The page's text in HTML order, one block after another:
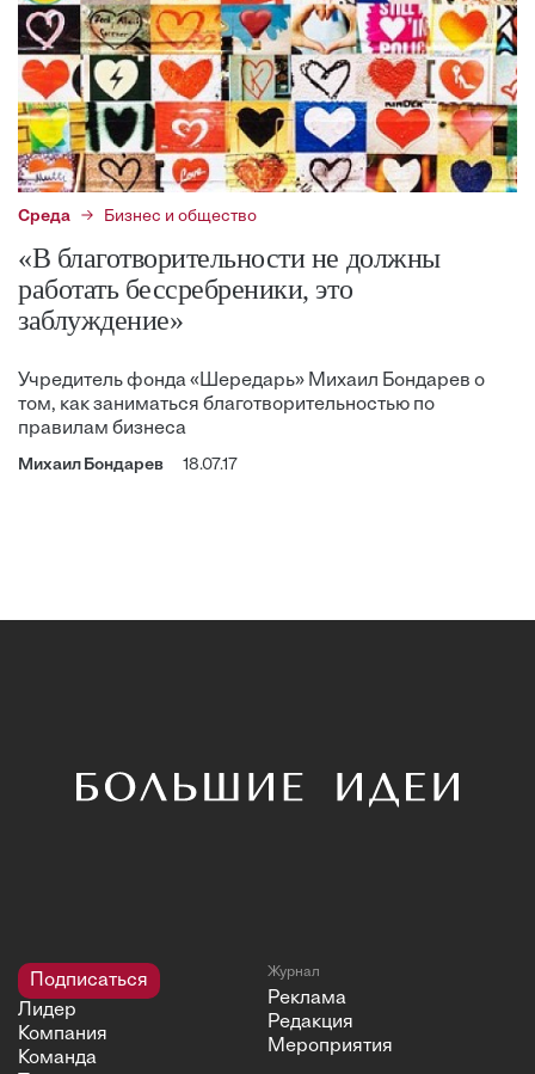
Среда Бизнес и общество
«В благотворительности не должны
работать бессребреники, это
заблуждение»
Учредитель фонда «Шередарь» Михаил Бондарев о
том, как заниматься благотворительностью по
правилам бизнеса
Михаил Бондарев 18.07.17
Подписаться
Лидер
Компания
Команда
Журнал
Реклама
Редакция
Мероприятия